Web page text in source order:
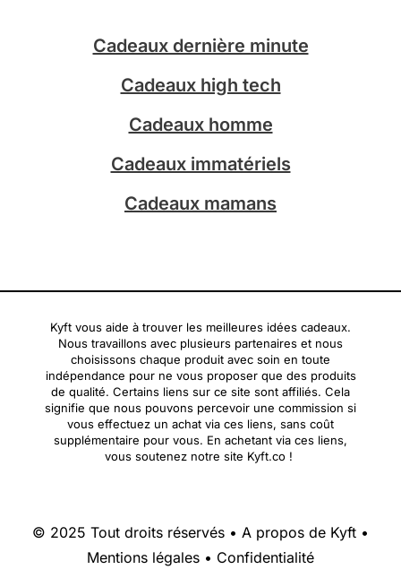
r
a
m
Cadeaux dernière minute
Cadeaux high tech
Cadeaux homme
Cadeaux immatériels
Cadeaux mamans
Kyft vous aide à trouver les meilleures idées cadeaux.
Nous travaillons avec plusieurs partenaires et nous
choisissons chaque produit avec soin en toute
indépendance pour ne vous proposer que des produits
de qualité. Certains liens sur ce site sont affiliés. Cela
signifie que nous pouvons percevoir une commission si
vous effectuez un achat via ces liens, sans coût
supplémentaire pour vous. En achetant via ces liens,
vous soutenez notre site Kyft.co !
© 2025 Tout droits réservés • A propos de Kyft •
Mentions légales • Confidentialité